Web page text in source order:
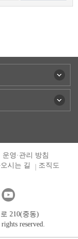
영·관리 방침
시는 길
조직도
210(중동)
reserved.